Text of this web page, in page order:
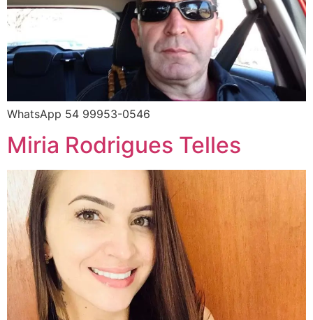
WhatsApp 54 99953-0546
Miria Rodrigues Telles